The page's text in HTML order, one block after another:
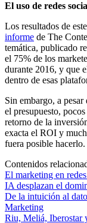
El uso de redes
Los resultados de
informe de The
temática, publicado
el 75% de los
durante 2016, y que
dentro de esas
Sin embargo, a
el presupuesto,
retorno de la
exacta el ROI y
fuera posible hacerlo.
Contenidos
El marketing en
IA desplazan el
De la intuición al
Marketing
Riu, Meliá, Iberostar